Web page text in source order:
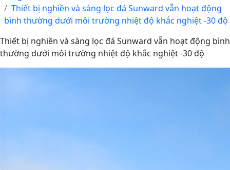
Thiết bị nghiền và sàng lọc đá Sunward vẫn hoạt động
bình thường dưới môi trường nhiệt độ khắc nghiệt -30 độ
Thiết bị nghiền và sàng lọc đá Sunward vẫn hoạt động bình
thường dưới môi trường nhiệt độ khắc nghiệt -30 độ